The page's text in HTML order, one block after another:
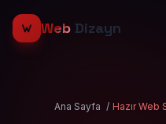
Web Dizayn
Ana Sayfa / Hazır Web